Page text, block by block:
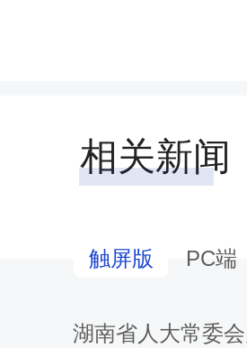
热事为切入
要指示精神
相关新闻
触屏版 PC端
湖南省人大常委